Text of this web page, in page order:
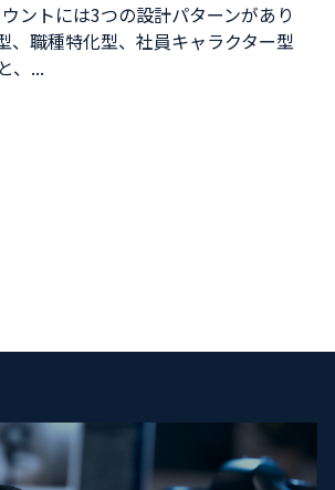
ントには3つの設計パターンがあり
、職種特化型、社員キャラクター型
、...